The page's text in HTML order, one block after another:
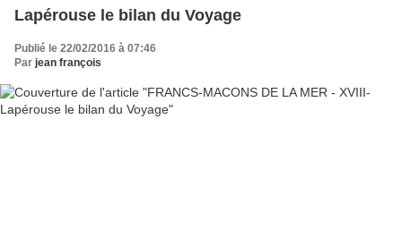
Lapérouse le bilan du Voyage
Publié le 22/02/2016 à 07:46
Par jean françois